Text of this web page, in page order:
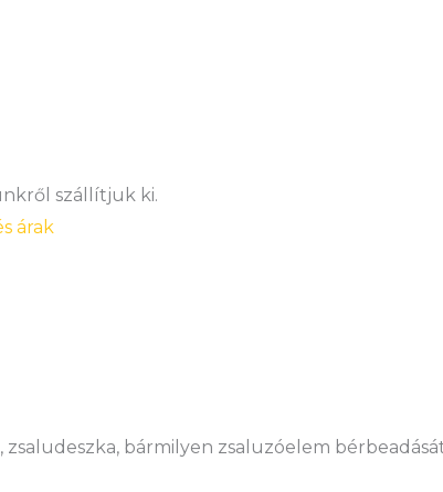
szállítjuk ki.
árak
bármilyen zsaluzóelem